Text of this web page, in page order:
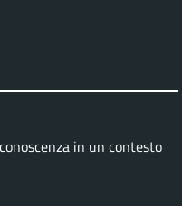
in un contesto